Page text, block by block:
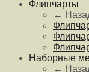
Флипчарты
←
Наборные
←